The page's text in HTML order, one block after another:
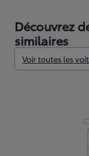
Découvrez
similaires
Voir toutes les